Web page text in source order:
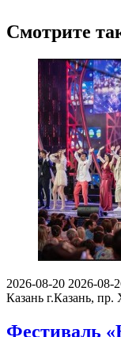
Смотрите
2026-08-20 2026-08-
Казань г.Казань,
Фестиваль